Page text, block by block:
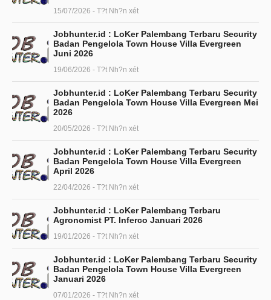
15/07/2026 - T?t Nh?n xét
Jobhunter.id : LoKer Palembang Terbaru Security
Badan Pengelola Town House Villa Evergreen
Juni 2026
19/06/2026 - T?t Nh?n xét
Jobhunter.id : LoKer Palembang Terbaru Security
Badan Pengelola Town House Villa Evergreen Mei
2026
20/05/2026 - T?t Nh?n xét
Jobhunter.id : LoKer Palembang Terbaru Security
Badan Pengelola Town House Villa Evergreen
April 2026
22/04/2026 - T?t Nh?n xét
Jobhunter.id : LoKer Palembang Terbaru
Agronomist PT. Inferco Januari 2026
19/01/2026 - T?t Nh?n xét
Jobhunter.id : LoKer Palembang Terbaru Security
Badan Pengelola Town House Villa Evergreen
Januari 2026
07/01/2026 - T?t Nh?n xét